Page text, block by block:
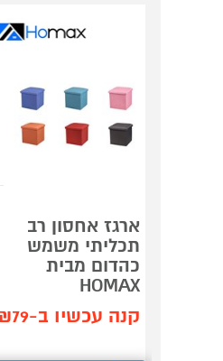
ארגז אחסון רב
תכליתי משמש
כהדום מבית
HOMAX
קנה עכשיו ב-₪79